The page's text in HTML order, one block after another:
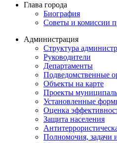
Глава города
Биография
Советы и комиссии
Администрация
Структура
Руководители
Департаменты
Подведомственные
Объекты на карте
Проекты
Установленные
Оценка
Защита населения
Полномочия, задачи